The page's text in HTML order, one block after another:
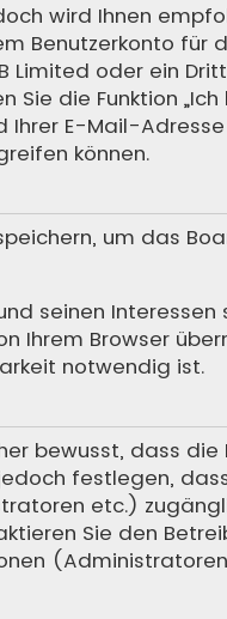
wird Ihnen
Benutzerkonto für
Limited oder ein
Sie die Funktion
Ihrer E-Mail-
können.
um das
seinen Interessen
Ihrem Browser
notwendig ist.
bewusst, dass die
festlegen,
etc.)
Sie den